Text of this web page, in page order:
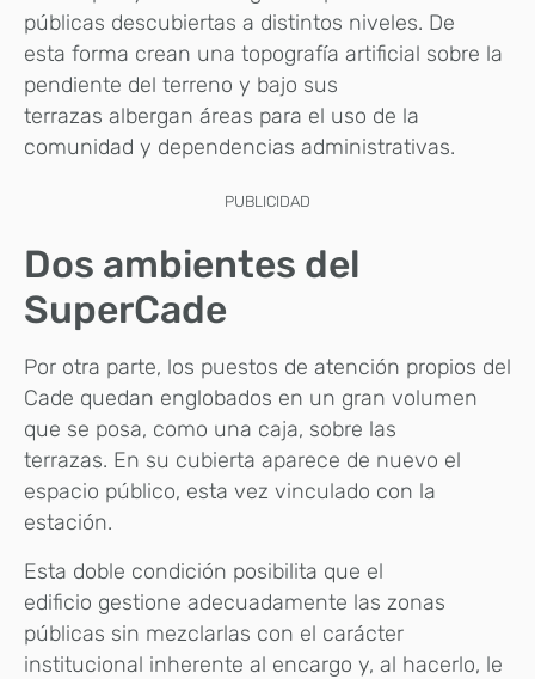
públicas descubiertas a distintos niveles. De
esta forma crean una topografía artificial sobre la
pendiente del terreno y bajo sus
terrazas albergan áreas para el uso de la
comunidad y dependencias administrativas.
PUBLICIDAD
Dos ambientes del
SuperCade
Por otra parte, los puestos de atención propios del
Cade quedan englobados en un gran volumen
que se posa, como una caja, sobre las
terrazas. En su cubierta aparece de nuevo el
espacio público, esta vez vinculado con la
estación.
Esta doble condición posibilita que el
edificio gestione adecuadamente las zonas
públicas sin mezclarlas con el carácter
institucional inherente al encargo y, al hacerlo, le